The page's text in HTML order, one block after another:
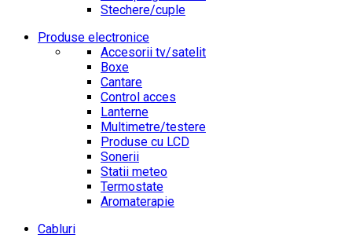
Stechere/cuple
Produse electronice
Accesorii tv/satelit
Boxe
Cantare
Control acces
Lanterne
Multimetre/testere
Produse cu LCD
Sonerii
Statii meteo
Termostate
Aromaterapie
Cabluri